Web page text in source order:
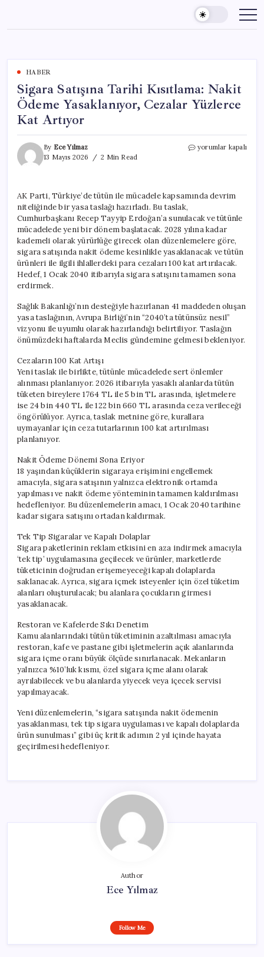
content
HABER
Sigara Satışına Tarihi Kısıtlama: Nakit
Ödeme Yasaklanıyor, Cezalar Yüzlerce
Kat Artıyor
By Ece Yılmaz
13 Mayıs 2026
2 Min Read
Sigara
Ödeme
Cezalar
Yüzlerce
Kat
Artıyor
için
yorumlar kapalı
AK Parti, Türkiye’de tütün ile mücadele kapsamında devrim
niteliğinde bir yasa taslağı hazırladı. Bu taslak,
Cumhurbaşkanı Recep Tayyip Erdoğan’a sunulacak ve tütünle
mücadelede yeni bir dönem başlatacak. 2028 yılına kadar
kademeli olarak yürürlüğe girecek olan düzenlemelere göre,
sigara satışında nakit ödeme kesinlikle yasaklanacak ve tütün
ürünleri ile ilgili ihlallerdeki para cezaları 100 kat artırılacak.
Hedef, 1 Ocak 2040 itibarıyla sigara satışını tamamen sona
erdirmek.
Sağlık Bakanlığı’nın desteğiyle hazırlanan 41 maddeden oluşan
yasa taslağının, Avrupa Birliği’nin “2040’ta tütünsüz nesil”
vizyonu ile uyumlu olarak hazırlandığı belirtiliyor. Taslağın
önümüzdeki haftalarda Meclis gündemine gelmesi bekleniyor.
Cezaların 100 Kat Artışı
Yeni taslak ile birlikte, tütünle mücadelede sert önlemler
alınması planlanıyor. 2026 itibarıyla yasaklı alanlarda tütün
tüketen bireylere 1764 TL ile 5 bin TL arasında, işletmelere
ise 24 bin 440 TL ile 122 bin 660 TL arasında ceza verileceği
öngörülüyor. Ayrıca, taslak metnine göre, kurallara
uymayanlar için ceza tutarlarının 100 kat artırılması
planlanıyor.
Nakit Ödeme Dönemi Sona Eriyor
18 yaşından küçüklerin sigaraya erişimini engellemek
amacıyla, sigara satışının yalnızca elektronik ortamda
yapılması ve nakit ödeme yönteminin tamamen kaldırılması
hedefleniyor. Bu düzenlemelerin amacı, 1 Ocak 2040 tarihine
kadar sigara satışını ortadan kaldırmak.
Tek Tip Sigaralar ve Kapalı Dolaplar
Sigara paketlerinin reklam etkisini en aza indirmek amacıyla
‘tek tip’ uygulamasına geçilecek ve ürünler, marketlerde
tüketicinin doğrudan erişemeyeceği kapalı dolaplarda
saklanacak. Ayrıca, sigara içmek isteyenler için özel tüketim
alanları oluşturulacak; bu alanlara çocukların girmesi
yasaklanacak.
Restoran ve Kafelerde Sıkı Denetim
Kamu alanlarındaki tütün tüketiminin azaltılması amacıyla
restoran, kafe ve pastane gibi işletmelerin açık alanlarında
sigara içme oranı büyük ölçüde sınırlanacak. Mekanların
yalnızca %10’luk kısmı, özel sigara içme alanı olarak
ayrılabilecek ve bu alanlarda yiyecek veya içecek servisi
yapılmayacak.
Yeni düzenlemelerin, “sigara satışında nakit ödemenin
yasaklanması, tek tip sigara uygulaması ve kapalı dolaplarda
ürün sunulması” gibi üç kritik adımın 2 yıl içinde hayata
geçirilmesi hedefleniyor.
Author
Ece Yılmaz
Follow Me